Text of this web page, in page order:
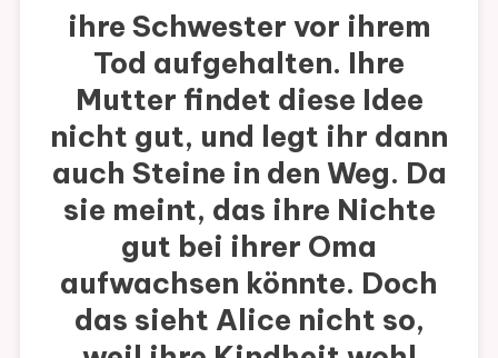
ihre Schwester vor ihrem
Tod aufgehalten. Ihre
Mutter findet diese Idee
nicht gut, und legt ihr dann
auch Steine in den Weg. Da
sie meint, das ihre Nichte
gut bei ihrer Oma
aufwachsen könnte. Doch
das sieht Alice nicht so,